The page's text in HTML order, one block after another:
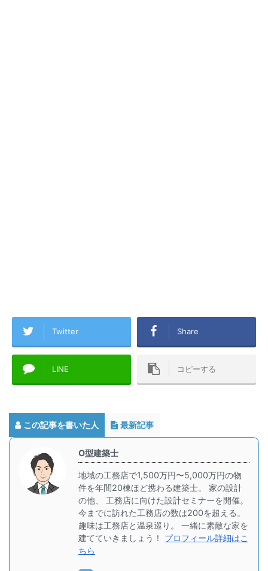
Twitter Share
LINE コピーする
この記事を書いた人 最新記事
O型建築士
地域の工務店で1,500万円〜5,000万円の物
件を年間20棟ほど携わる建築士。 家の設計
の他、 工務店に向けた設計セミナーを開催。
今までに訪れた工務店の数は200を超える。
趣味は工務店と温泉巡り。 一緒に素敵な家を
建てていきましょう！ プロフィール詳細はこ
ちら